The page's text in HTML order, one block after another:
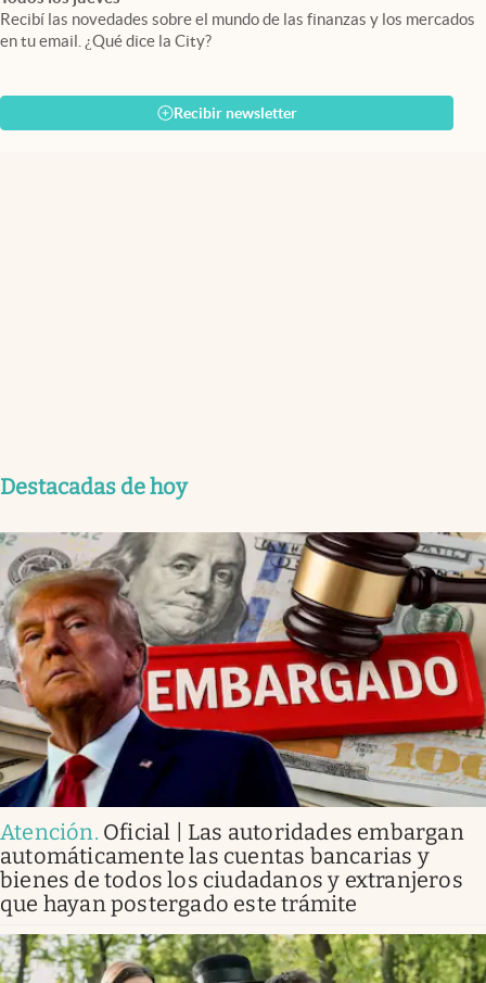
Recibí las novedades sobre el mundo de las finanzas y los mercados
en tu email. ¿Qué dice la City?
Recibir newsletter
Destacadas de hoy
Atención. Oficial | Las autoridades embargan
automáticamente las cuentas bancarias y
bienes de todos los ciudadanos y extranjeros
que hayan postergado este trámite